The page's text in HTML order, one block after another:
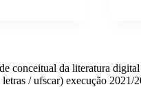
conceitual da literatura
letras / ufscar) execução 2021/